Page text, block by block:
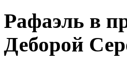
Рафаэль в
Деборой